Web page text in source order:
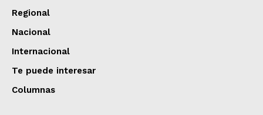
Regional
Nacional
Internacional
Te puede interesar
Columnas